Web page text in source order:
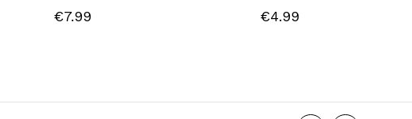
€7.99 €4.99